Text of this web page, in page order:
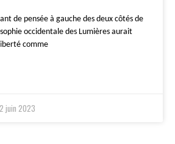
pensée à gauche des deux côtés de
occidentale des Lumières aurait
comme
juin 2023